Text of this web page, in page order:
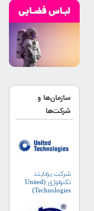
سازمان‌ها و
شرکت‌ها
شرکت یونایتد
تکنولوژی (United
Technologies)